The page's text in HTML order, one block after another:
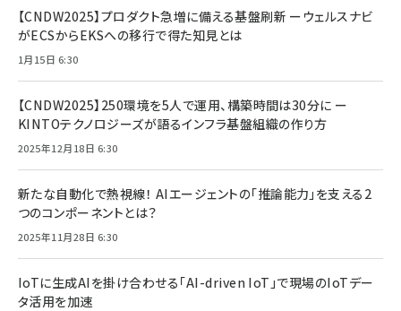
【CNDW2025】プロダクト急増に備える基盤刷新 ーウェルスナビ
がECSからEKSへの移行で得た知見とは
1月15日 6:30
【CNDW2025】250環境を5人で運用、構築時間は30分に ー
KINTOテクノロジーズが語るインフラ基盤組織の作り方
2025年12月18日 6:30
新たな自動化で熱視線！ AIエージェントの「推論能力」を支える2
つのコンポーネントとは？
2025年11月28日 6:30
IoTに生成AIを掛け合わせる「AI-driven IoT」で現場のIoTデー
タ活用を加速